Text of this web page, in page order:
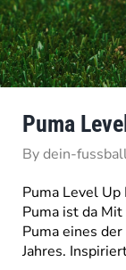
Puma
Bydein-
Puma Level Up
Puma ist da
Puma eines
Jahres.